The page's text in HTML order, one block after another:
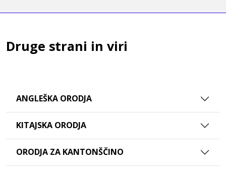
Druge strani in viri
ANGLEŠKA ORODJA
KITAJSKA ORODJA
ORODJA ZA KANTONŠČINO